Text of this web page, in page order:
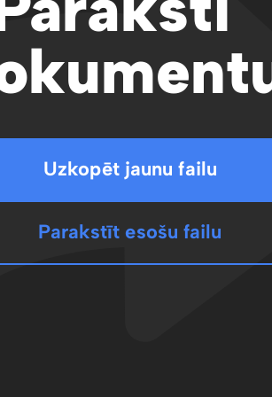
Uzkopēt jaunu failu
Parakstīt esošu failu